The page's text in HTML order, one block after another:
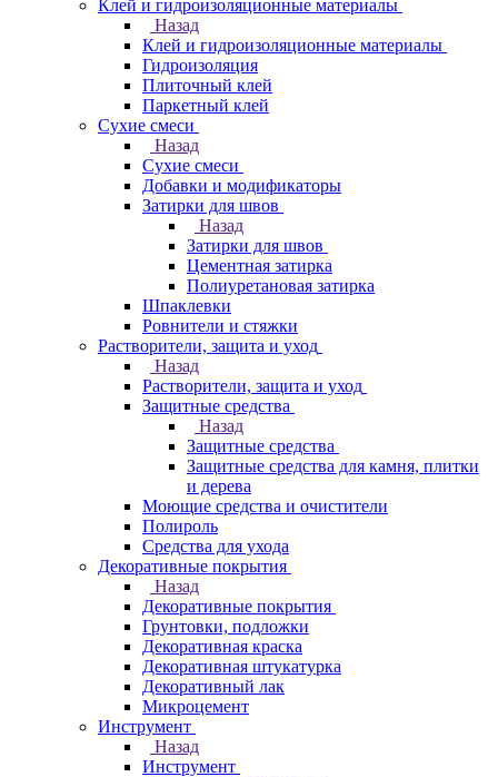
Клей и гидроизоляционные материалы
Назад
Клей и гидроизоляционные материалы
Гидроизоляция
Плиточный клей
Паркетный клей
Сухие смеси
Назад
Сухие смеси
Добавки и модификаторы
Затирки для швов
Назад
Затирки для швов
Цементная затирка
Полиуретановая затирка
Шпаклевки
Ровнители и стяжки
Растворители, защита и уход
Назад
Растворители, защита и уход
Защитные средства
Назад
Защитные средства
Защитные средства для камня, плитки
и дерева
Моющие средства и очистители
Полироль
Средства для ухода
Декоративные покрытия
Назад
Декоративные покрытия
Грунтовки, подложки
Декоративная краска
Декоративная штукатурка
Декоративный лак
Микроцемент
Инструмент
Назад
Инструмент